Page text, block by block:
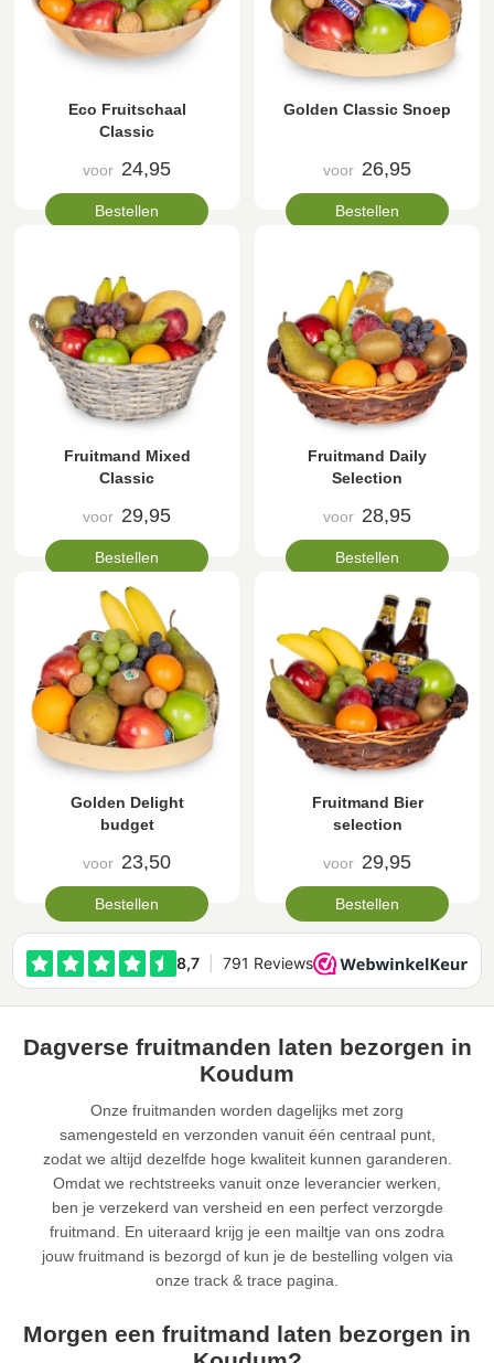
Eco Fruitschaal
Classic
voor 24,95
Bestellen
Golden Classic Snoep
voor 26,95
Bestellen
Fruitmand Mixed
Classic
voor 29,95
Bestellen
Fruitmand Daily
Selection
voor 28,95
Bestellen
Golden Delight
budget
voor 23,50
Bestellen
Fruitmand Bier
selection
voor 29,95
Bestellen
Dagverse fruitmanden laten bezorgen in
Koudum
Onze fruitmanden worden dagelijks met zorg
samengesteld en verzonden vanuit één centraal punt,
zodat we altijd dezelfde hoge kwaliteit kunnen garanderen.
Omdat we rechtstreeks vanuit onze leverancier werken,
ben je verzekerd van versheid en een perfect verzorgde
fruitmand. En uiteraard krijg je een mailtje van ons zodra
jouw fruitmand is bezorgd of kun je de bestelling volgen via
onze track & trace pagina.
Morgen een fruitmand laten bezorgen in